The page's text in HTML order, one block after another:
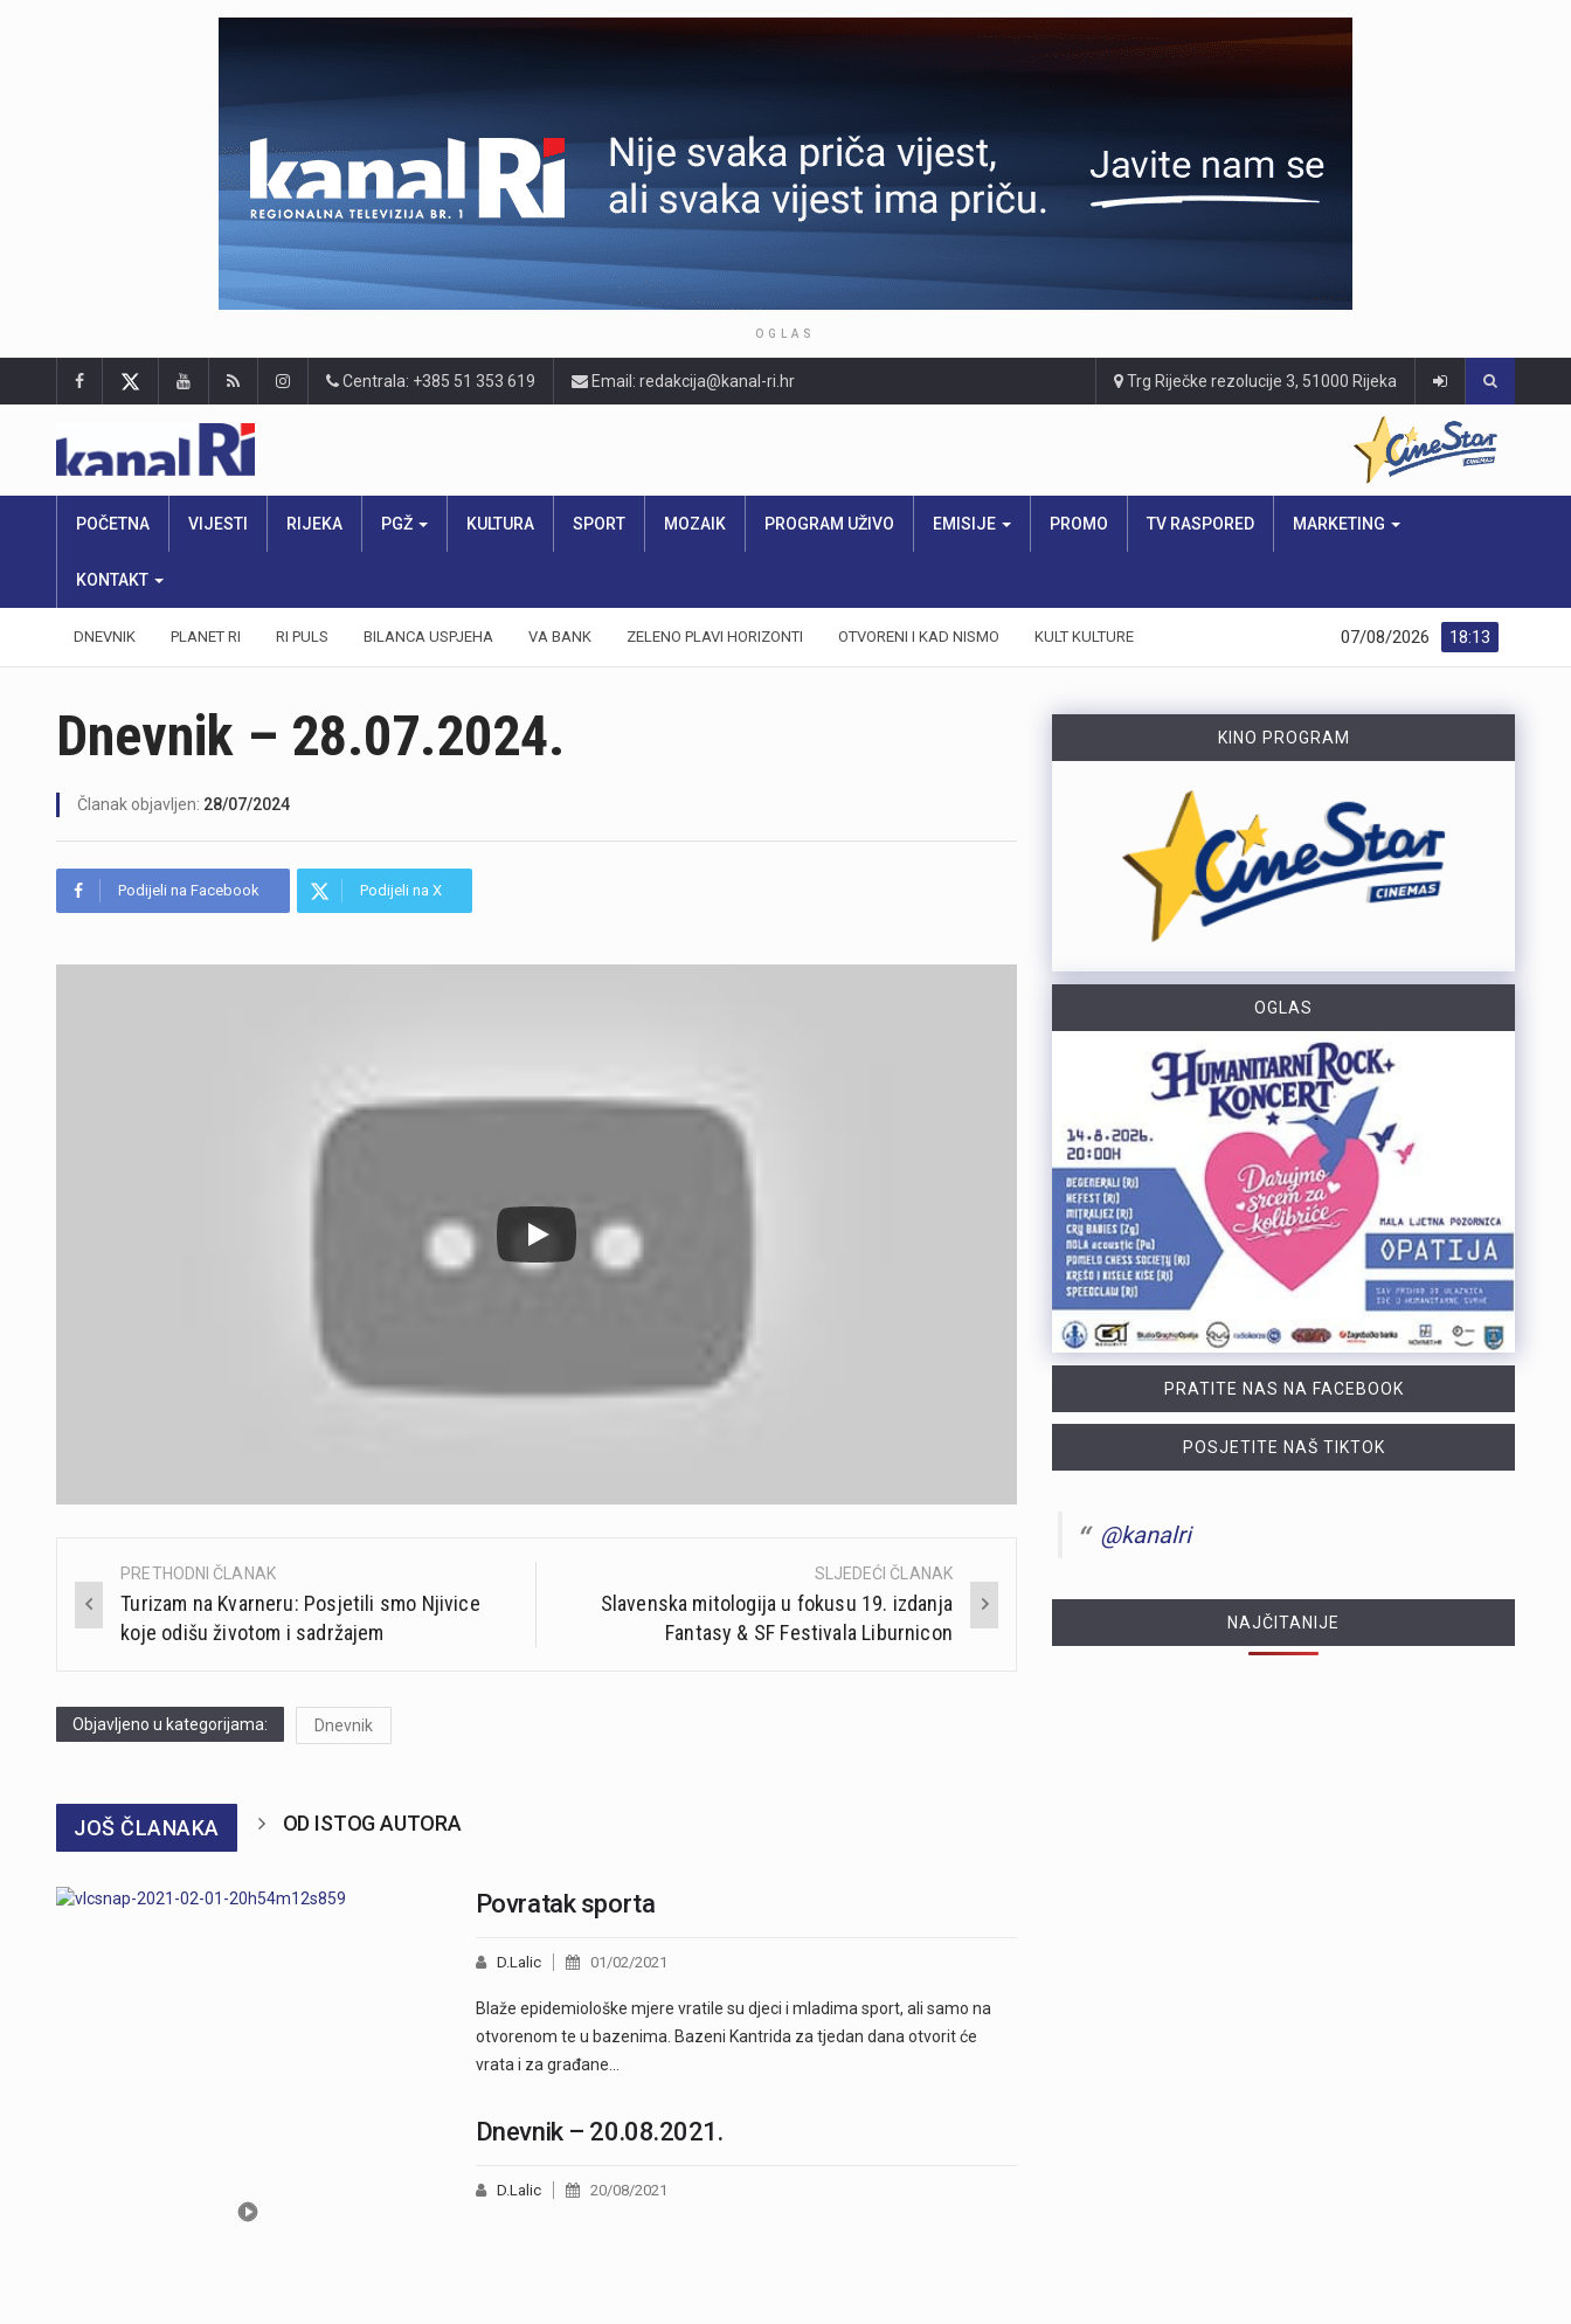
OGLAS
Centrala: +385 51 353 619 Email: redakcija@kanal-ri.hr Trg Riječke rezolucije 3, 51000 Rijeka
POČETNA VIJESTI RIJEKA PGŽ KULTURA SPORT MOZAIK PROGRAM UŽIVO EMISIJE PROMO TV RASPORED MARKETING
KONTAKT
DNEVNIK PLANET RI RI PULS BILANCA USPJEHA VA BANK ZELENO PLAVI HORIZONTI OTVORENI I KAD NISMO KULT KULTURE 18:13
07/08/2026
Dnevnik – 28.07.2024.
Članak objavljen: 28/07/2024
Podijeli na Facebook Podijeli na X
Post
navigation
PRETHODNI ČLANAK
Turizam na Kvarneru: Posjetili smo Njivice
koje odišu životom i sadržajem
SLJEDEĆI ČLANAK
Slavenska mitologija u fokusu 19. izdanja
Fantasy & SF Festivala Liburnicon
Objavljeno u kategorijama: Dnevnik
JOŠ ČLANAKA OD ISTOG AUTORA
Povratak sporta
D.Lalic 01/02/2021
Blaže epidemiološke mjere vratile su djeci i mladima sport, ali samo na
otvorenom te u bazenima. Bazeni Kantrida za tjedan dana otvorit će
vrata i za građane…
Dnevnik – 20.08.2021.
D.Lalic 20/08/2021
KINO PROGRAM
OGLAS
PRATITE NAS NA FACEBOOK
POSJETITE NAŠ TIKTOK
@kanalri
NAJČITANIJE